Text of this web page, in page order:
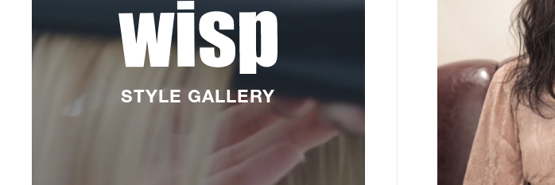
STYLE GALLERY